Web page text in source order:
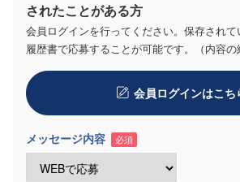
されたことがある方
会員ログインを行ってください。保存されて
履歴書で応募することが可能です。（内容の
会員ログインはこち
メッセージ内容 必須